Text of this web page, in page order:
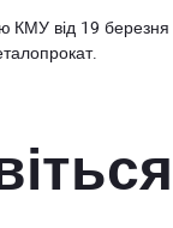
КМУ від 19